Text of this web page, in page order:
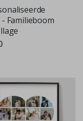
Familieboom